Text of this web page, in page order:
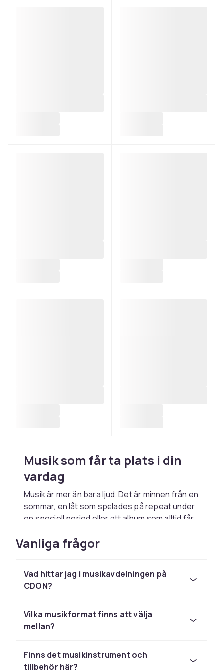
Musik som får ta plats i din
vardag
Musik är mer än bara ljud. Det är minnen från en
sommar, en låt som spelades på repeat under
en speciell period eller ett album som alltid får
vinyl hemma i vardagsrummet, spelar en CD i
bilen eller ser en konsert på Blu-ray en kväll i
närvarande.
som håller över tid
musik. Vinyl ger det varma ljudet och det stora
Vanliga frågor
Vad hittar jag i musikavdelningen på
CDON?
Vilka musikformat finns att välja
mellan?
Finns det musikinstrument och
tillbehör här?